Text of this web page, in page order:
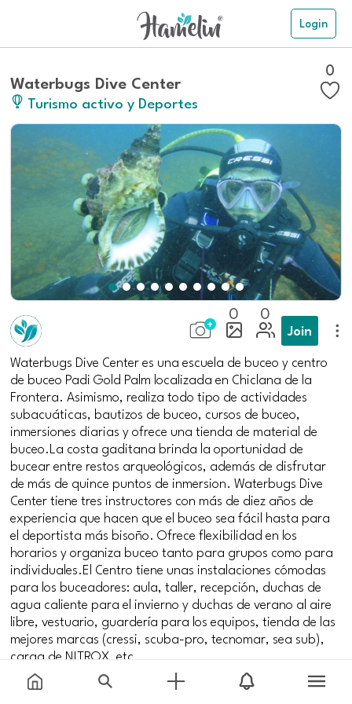
Login
Waterbugs Dive Center
Turismo activo y Deportes
0
0 0
Join
Waterbugs Dive Center es una escuela de buceo y centro
de buceo Padi Gold Palm localizada en Chiclana de la
Frontera. Asimismo, realiza todo tipo de actividades
subacuáticas, bautizos de buceo, cursos de buceo,
inmersiones diarias y ofrece una tienda de material de
buceo.La costa gaditana brinda la oportunidad de
bucear entre restos arqueológicos, además de disfrutar
de más de quince puntos de inmersion. Waterbugs Dive
Center tiene tres instructores con más de diez años de
experiencia que hacen que el buceo sea fácil hasta para
el deportista más bisoño. Ofrece flexibilidad en los
horarios y organiza buceo tanto para grupos como para
individuales.El Centro tiene unas instalaciones cómodas
para los buceadores: aula, taller, recepción, duchas de
agua caliente para el invierno y duchas de verano al aire
libre, vestuario, guardería para los equipos, tienda de las
mejores marcas (cressi, scuba-pro, tecnomar, sea sub),
carga de NITROX, etc.
Waterbugs Dive Center también organiza otros tipo de
actividades deportivas, aventura y naturaleza, como